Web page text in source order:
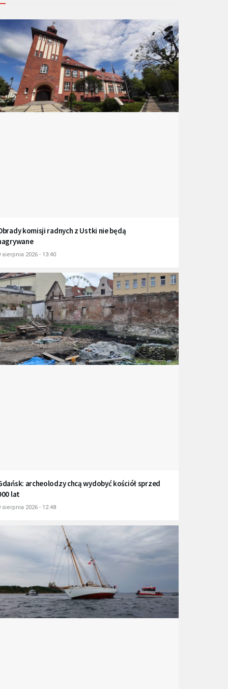
komisji radnych z Ustki nie będą
sierpnia 2026 - 13:40
archeolodzy chcą wydobyć kościół sprzed
lat
sierpnia 2026 - 12:48